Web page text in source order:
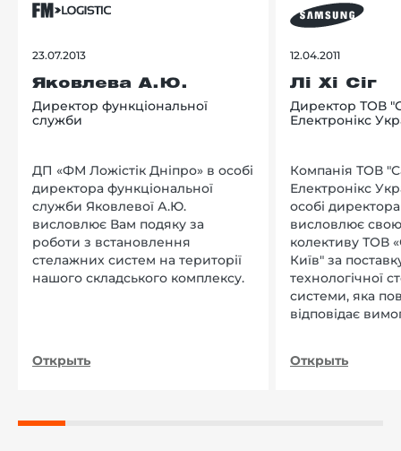
23.07.2013
Яковлева А.Ю.
Директор функціональної
служби
ДП «ФМ Ложістік Дніпро» в особі
директора функціональної
служби Яковлевої А.Ю.
висловлює Вам подяку за
роботи з встановлення
стелажних систем на території
нашого складського комплексу.
Открыть
12.04.2011
Лі Хі Сіг
Директор ТОВ
Електронікс
Компанія ТОВ
Електронікс
особі
висловлює
колективу ТОВ
Київ" за
технологічної
системи, яка
відповідає
Открыть